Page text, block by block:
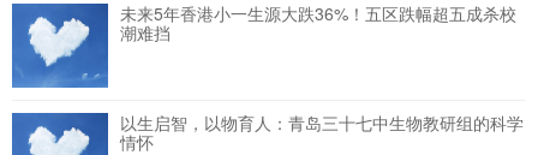
未来5年香港小一生源大跌36%！五区跌幅超五成杀校
潮难挡
以生启智，以物育人：青岛三十七中生物教研组的科学
情怀